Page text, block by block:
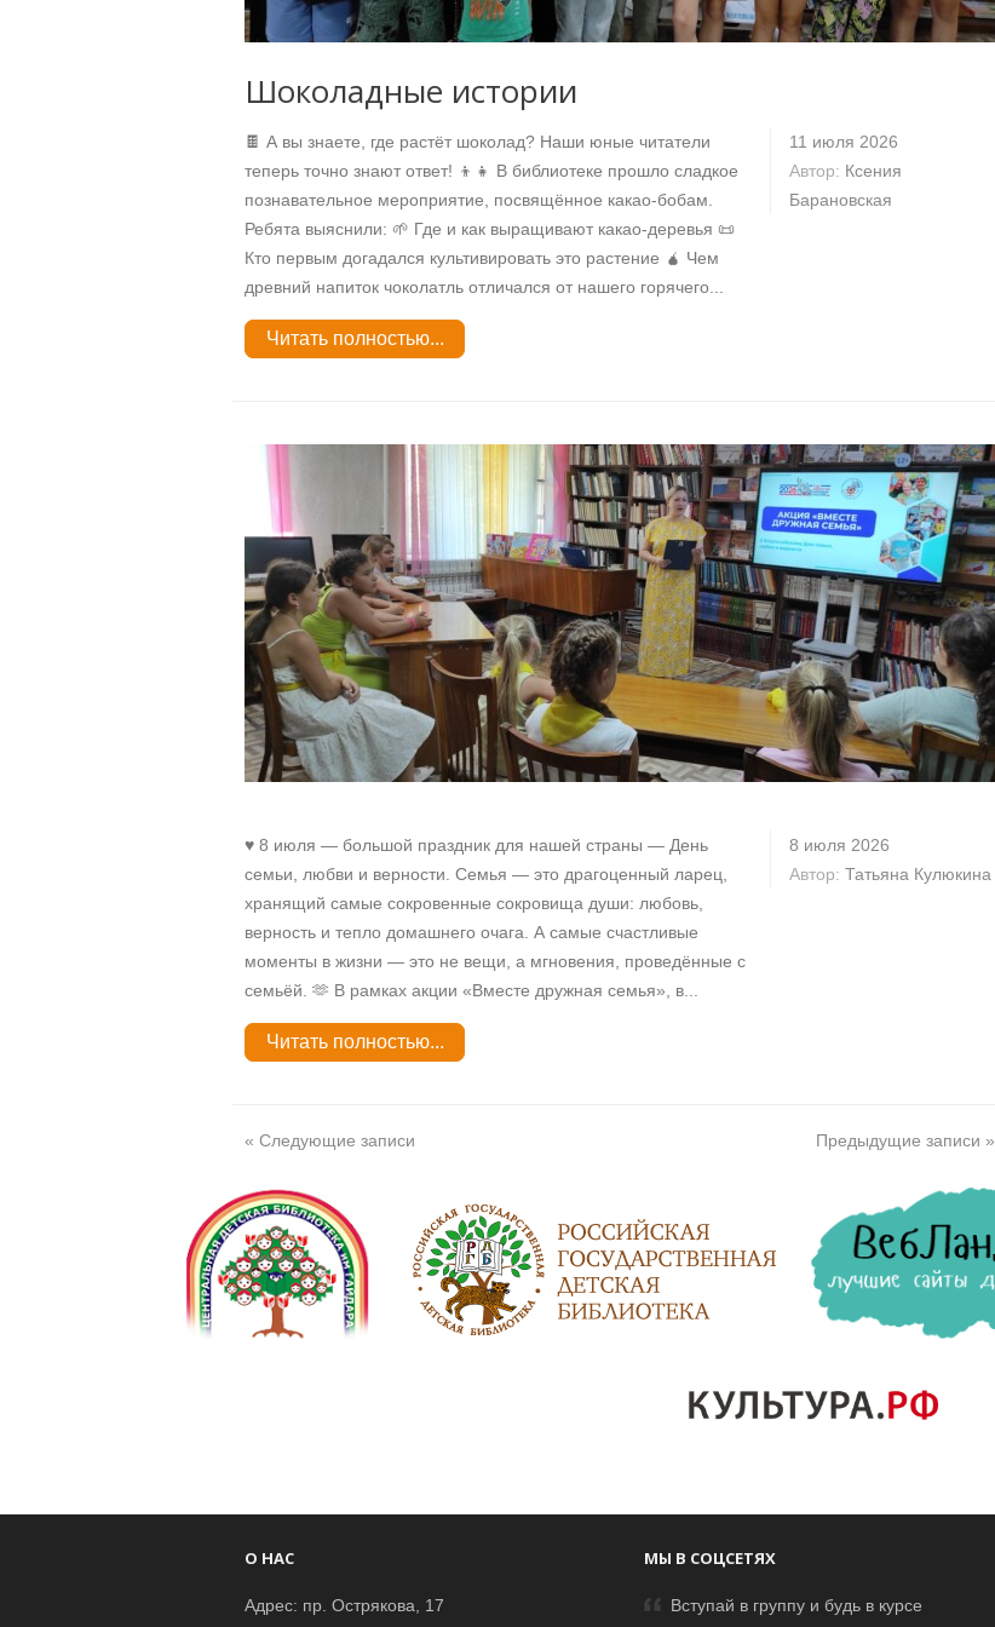
Шоколадные истории
🍫 А вы знаете, где растёт шоколад? Наши юные читатели
теперь точно знают ответ! 👦👧 В библиотеке прошло сладкое
познавательное мероприятие, посвящённое какао-бобам.
Ребята выяснили: 🌱 Где и как выращивают какао-деревья 📜
Кто первым догадался культивировать это растение 🧉 Чем
древний напиток чоколатль отличался от нашего горячего...
Читать полностью...
11 июля 2026
Автор: Ксения
Барановская
♥ 8 июля — большой праздник для нашей страны — День
семьи, любви и верности. Семья — это драгоценный ларец,
хранящий самые сокровенные сокровища души: любовь,
верность и тепло домашнего очага. А самые счастливые
моменты в жизни — это не вещи, а мгновения, проведённые с
семьёй. 🫶 В рамках акции «Вместе дружная семья», в...
Читать полностью...
8 июля 2026
Автор: Татьяна Кулюкина
Предыдущие записи »
« Следующие записи
О НАС
Адрес: пр. Острякова, 17
МЫ В СОЦСЕТЯХ
Вступай в группу и будь в курсе